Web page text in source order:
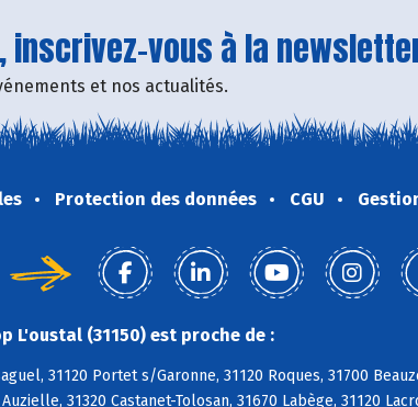
inscrivez-vous à la
et nos actualités.
Protection des données CGU
L'oustal (31150) est proche de :
31120 Portet s/Garonne, 31120 Roques, 31700
31320 Castanet-Tolosan, 31670 Labège, 31120